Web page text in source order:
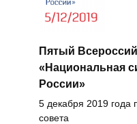
Пятый
«Национальная
России»
5 декабря 2019 года
совета